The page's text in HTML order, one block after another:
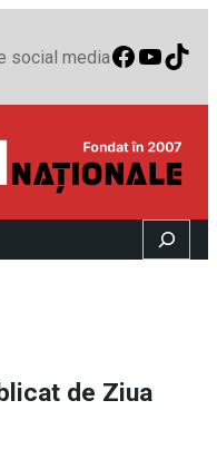
social media
Search
de Ziua